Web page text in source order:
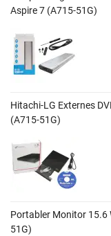
Aspire 7 (A715-51G)
Hitachi-LG Externes
(A715-51G)
Portabler Monitor 15.6
51G)